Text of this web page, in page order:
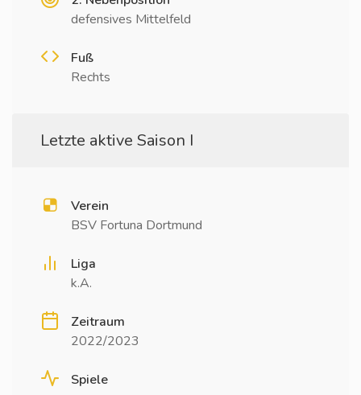
defensives Mittelfeld
Fuß
Rechts
Letzte aktive Saison I
Verein
BSV Fortuna Dortmund
Liga
k.A.
Zeitraum
2022/2023
Spiele